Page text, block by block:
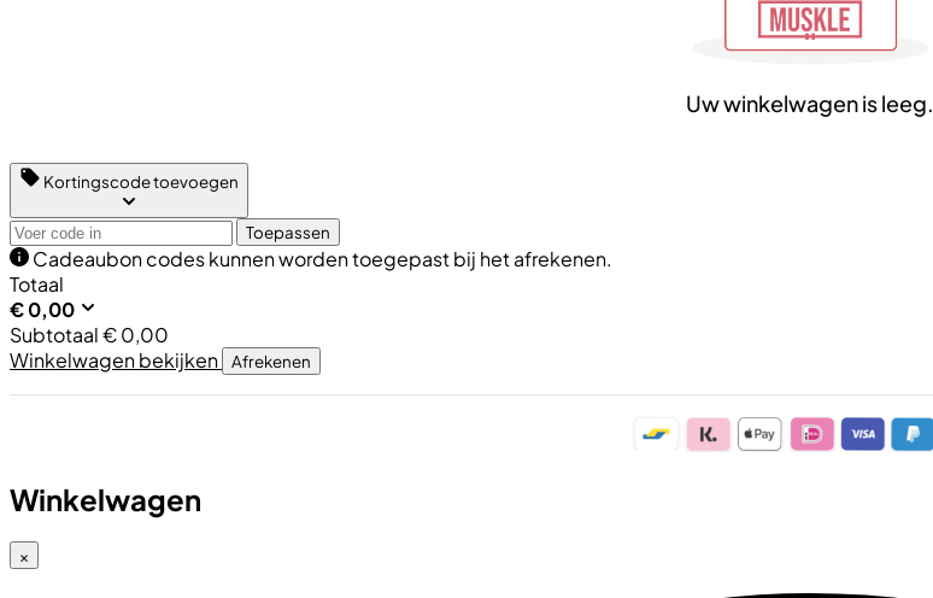
Uw winkelwagen is leeg.
Kortingscode toevoegen
Toepassen
Cadeaubon codes kunnen worden toegepast bij het afrekenen.
Totaal
€0,00
Subtotaal€0,00
Winkelwagen bekijken
Afrekenen
Winkelwagen
×